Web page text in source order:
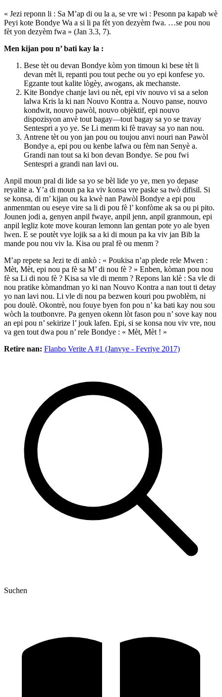
« Jezi reponn li : Sa M’ap di ou la a, se vre wi : Pesonn pa kapab wè
Peyi kote Bondye Wa a si li pa fèt yon dezyèm fwa. …se pou nou
fèt yon dezyèm fwa » (Jan 3.3, 7).
Men kijan pou n’ bati kay la :
Bese tèt ou devan Bondye kòm yon timoun ki bese tèt li
devan mèt li, repanti pou tout peche ou yo epi konfese yo.
Egzante tout kalite lògèy, awogans, ak mechanste.
Kite Bondye chanje lavi ou nèt, epi viv nouvo vi sa a selon
lalwa Kris la ki nan Nouvo Kontra a. Nouvo panse, nouvo
kondwit, nouvo pawòl, nouvo objèktif, epi nouvo
dispozisyon anvè tout bagay—tout bagay sa yo se travay
Sentespri a yo ye. Se Li menm ki fè travay sa yo nan nou.
Antrene tèt ou yon jan pou ou toujou anvi nouri nan Pawòl
Bondye a, epi pou ou kenbe lafwa ou fèm nan Senyè a.
Grandi nan tout sa ki bon devan Bondye. Se pou fwi
Sentespri a grandi nan lavi ou.
Anpil moun pral di lide sa yo se bèl lide yo ye, men yo depase
reyalite a. Y’a di moun pa ka viv konsa vre paske sa twò difisil. Si
se konsa, di m’ kijan ou ka kwè nan Pawòl Bondye a epi pou
anmenmtan ou eseye vire sa li di pou fè l’ konfòme ak sa ou pi pito.
Jounen jodi a, genyen anpil fwaye, anpil jenn, anpil granmoun, epi
anpil legliz kote move kouran lemonn lan gentan pote yo ale byen
lwen. E se poutèt vye lojik sa a ki di moun pa ka viv jan Bib la
mande pou nou viv la. Kisa ou pral fè ou menm ?
M’ap repete sa Jezi te di ankò : « Poukisa n’ap plede rele Mwen :
Mèt, Mèt, epi nou pa fè sa M’ di nou fè ? » Enben, kòman pou nou
fè sa Li di nou fè ? Kisa sa vle di menm ? Repons lan klè : Sa vle di
nou pratike kòmandman yo ki nan Nouvo Kontra a nan tout ti detay
yo nan lavi nou. Li vle di nou pa bezwen kouri pou pwoblèm, ni
pou doulè. Okontrè, nou fouye byen fon pou n’ ka bati kay nou sou
wòch la toutbonvre. Pa genyen okenn lòt fason pou n’ sove kay nou
an epi pou n’ sekirize l’ jouk lafen. Epi, si se konsa nou viv vre, nou
va gen tout dwa pou n’ rele Bondye : « Mèt, Mèt ! »
Retire nan: Flanbo Verite A #1 (Janvye - Fevriye 2017)
Suchen